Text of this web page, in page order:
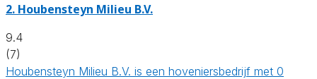
2. Houbensteyn Milieu B.V.
9.4
(7)
Houbensteyn Milieu B.V. is een hoveniersbedrijf met 0